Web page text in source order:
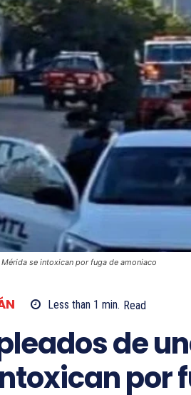
se intoxican por fuga de amoniaco
Less than 1 min. Read
de
por